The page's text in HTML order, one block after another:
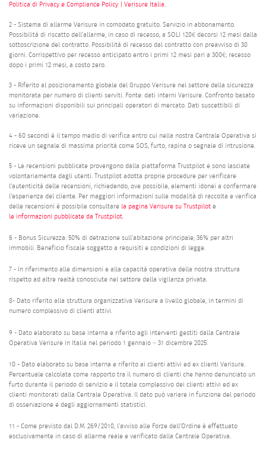
Politica di Privacy e Compliance Policy | Verisure Italia
2 - Sistema di allarme Verisure in comodato gratuito. Servizio in abbonamento.
Possibilità di riscatto dell’allarme, in caso di recesso, a SOLI 120€ decorsi 12 mesi dalla
sottoscrizione del contratto. Possibilità di recesso dal contratto con preavviso di 30
giorni. Corrispettivo per recesso anticipato entro i primi 12 mesi pari a 300€; recesso
dopo i primi 12 mesi, a costo zero.
3 - Riferito al posizionamento globale del Gruppo Verisure nel settore della sicurezza
monitorata per numero di clienti serviti. Fonte: dati interni Verisure. Confronto basato
su informazioni disponibili sui principali operatori di mercato. Dati suscettibili di
variazione.
4 - 60 secondi è il tempo medio di verifica entro cui nella nostra Centrale Operativa si
riceve un segnale di massima priorità come SOS, furto, rapina o segnale di intrusione.
5 - Le recensioni pubblicate provengono dalla piattaforma Trustpilot e sono lasciate
volontariamente dagli utenti. Trustpilot adotta proprie procedure per verificare
l'autenticità delle recensioni, richiedendo, ove possibile, elementi idonei a confermare
l'esperienza del cliente. Per maggiori informazioni sulle modalità di raccolta e verifica
delle recensioni è possibile consultare la pagina Verisure su Trustpilot e
le informazioni pubblicate da Trustpilot
6 - Bonus Sicurezza: 50% di detrazione sull’abitazione principale; 36% per altri
immobili. Beneficio fiscale soggetto a requisiti e condizioni di legge.
7 - In riferimento alle dimensioni e alla capacità operativa della nostra struttura
rispetto ad altre realtà conosciute nel settore della vigilanza privata.
8- Dato riferito alla struttura organizzativa Verisure a livello globale, in termini di
numero complessivo di clienti attivi.
9 - Dato elaborato su base interna e riferito agli interventi gestiti dalla Centrale
Operativa Verisure in Italia nel periodo 1 gennaio – 31 dicembre 2025.
10 - Dato elaborato su base interna e riferito ai clienti attivi ed ex clienti Verisure.
Percentuale calcolata come rapporto tra il numero di clienti che hanno denunciato un
furto durante il periodo di servizio e il totale complessivo dei clienti attivi ed ex
clienti monitorati dalla Centrale Operativa. Il dato può variare in funzione del periodo
di osservazione e degli aggiornamenti statistici.
11 - Come previsto dal D.M. 269/2010, l’avviso alle Forze dell’Ordine è effettuato
esclusivamente in caso di allarme reale e verificato dalla Centrale Operativa.